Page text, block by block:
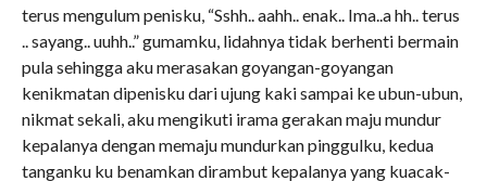
terus mengulum penisku, “Sshh.. aahh.. enak.. Ima..a hh.. terus
.. sayang.. uuhh..” gumamku, lidahnya tidak berhenti bermain
pula sehingga aku merasakan goyangan-goyangan
kenikmatan dipenisku dari ujung kaki sampai ke ubun-ubun,
nikmat sekali, aku mengikuti irama gerakan maju mundur
kepalanya dengan memaju mundurkan pinggulku, kedua
tanganku ku benamkan dirambut kepalanya yang kuacak-